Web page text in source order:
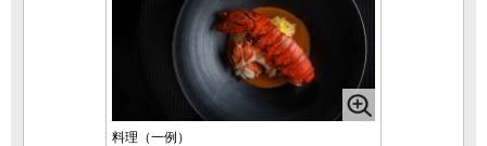
料理（一例）